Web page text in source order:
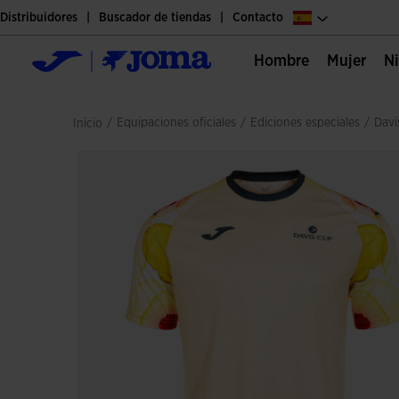
Distribuidores Buscador de tiendas Contacto
Hombre Mujer
Inicio / equipaciones oficiales / ediciones especiales /